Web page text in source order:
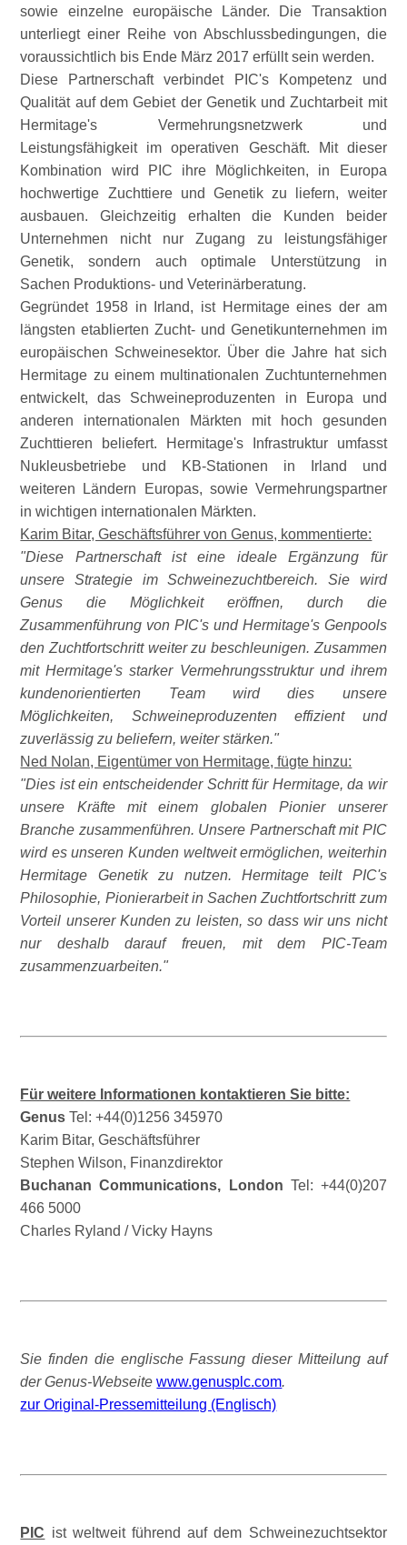
sowie einzelne europäische Länder. Die Transaktion
unterliegt einer Reihe von Abschlussbedingungen, die
voraussichtlich bis Ende März 2017 erfüllt sein werden.
Diese Partnerschaft verbindet PIC's Kompetenz und
Qualität auf dem Gebiet der Genetik und Zuchtarbeit mit
Hermitage's Vermehrungsnetzwerk und
Leistungsfähigkeit im operativen Geschäft. Mit dieser
Kombination wird PIC ihre Möglichkeiten, in Europa
hochwertige Zuchttiere und Genetik zu liefern, weiter
ausbauen. Gleichzeitig erhalten die Kunden beider
Unternehmen nicht nur Zugang zu leistungsfähiger
Genetik, sondern auch optimale Unterstützung in
Sachen Produktions- und Veterinärberatung.
Gegründet 1958 in Irland, ist Hermitage eines der am
längsten etablierten Zucht- und Genetikunternehmen im
europäischen Schweinesektor. Über die Jahre hat sich
Hermitage zu einem multinationalen Zuchtunternehmen
entwickelt, das Schweineproduzenten in Europa und
anderen internationalen Märkten mit hoch gesunden
Zuchttieren beliefert. Hermitage's Infrastruktur umfasst
Nukleusbetriebe und KB-Stationen in Irland und
weiteren Ländern Europas, sowie Vermehrungspartner
in wichtigen internationalen Märkten.
Karim Bitar, Geschäftsführer von Genus, kommentierte:
Diese Partnerschaft ist eine ideale Ergänzung für
unsere Strategie im Schweinezuchtbereich. Sie wird
Genus die Möglichkeit eröffnen, durch die
Zusammenführung von PIC's und Hermitage's Genpools
den Zuchtfortschritt weiter zu beschleunigen. Zusammen
mit Hermitage's starker Vermehrungsstruktur und ihrem
kundenorientierten Team wird dies unsere
Möglichkeiten, Schweineproduzenten effizient und
zuverlässig zu beliefern, weiter stärken.
Ned Nolan, Eigentümer von Hermitage, fügte hinzu:
Dies ist ein entscheidender Schritt für Hermitage, da wir
unsere Kräfte mit einem globalen Pionier unserer
Branche zusammenführen. Unsere Partnerschaft mit PIC
wird es unseren Kunden weltweit ermöglichen, weiterhin
Hermitage Genetik zu nutzen. Hermitage teilt PIC's
Philosophie, Pionierarbeit in Sachen Zuchtfortschritt zum
Vorteil unserer Kunden zu leisten, so dass wir uns nicht
nur deshalb darauf freuen, mit dem PIC-Team
zusammenzuarbeiten.
Für weitere Informationen kontaktieren Sie bitte:
GenusTel: +44(0)1256 345970
Karim Bitar, Geschäftsführer
Stephen Wilson, Finanzdirektor
Buchanan Communications, London Tel: +44(0)207
466 5000
Charles Ryland / Vicky Hayns
Sie finden die englische Fassung dieser Mitteilung auf
der Genus-Webseitewww.genusplc.com.
zur Original-Pressemitteilung (Englisch)
PIC ist weltweit führend auf dem Schweinezuchtsektor